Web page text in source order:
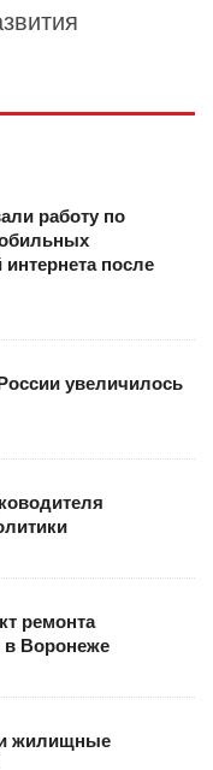
работу по
после
увеличилось
ремонта
в Воронеже
жилищные